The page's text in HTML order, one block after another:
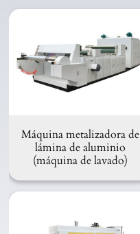
Máquina metalizadora de
lámina de aluminio
(máquina de lavado)